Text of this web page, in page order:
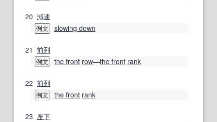
20 減速
例文 slowing down
21 前列
例文 the front row―the front rank
22 前列
例文 the front rank
23 座下